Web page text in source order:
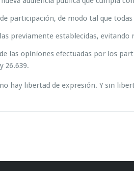
participación, de modo tal que
previamente establecidas,
las opiniones efectuadas por los
26.639.
hay libertad de expresión. Y sin